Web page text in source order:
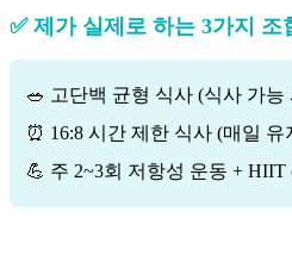
✅ 제가 실제로 하는 3가지 조
🥗 고단백 균형 식사 (식사 가능
⏰ 16:8 시간 제한 식사 (매일 유
💪 주 2~3회 저항성 운동 +